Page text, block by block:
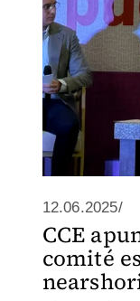
12.06.2025/
CCE
comité